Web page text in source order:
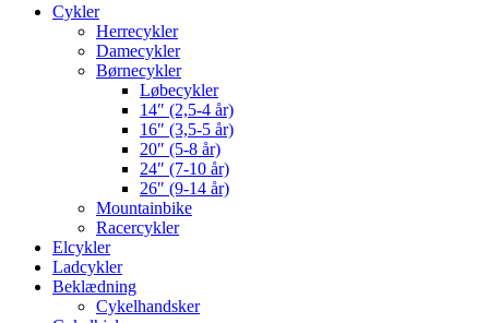
Cykler
Herrecykler
Damecykler
Børnecykler
Løbecykler
14″ (2,5-4 år)
16″ (3,5-5 år)
20″ (5-8 år)
24″ (7-10 år)
26″ (9-14 år)
Mountainbike
Racercykler
Elcykler
Ladcykler
Beklædning
Cykelhandsker